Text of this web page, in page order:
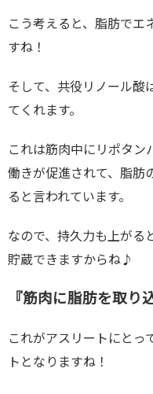
こう考えると、脂肪でエ
すね！
そして、共役リノール酸
てくれます。
これは筋肉中にリポタン
働きが促進されて、脂肪
ると言われています。
なので、持久力も上がる
貯蔵できますからね♪
『筋肉に脂肪を取り
これがアスリートにとっ
トとなりますね！